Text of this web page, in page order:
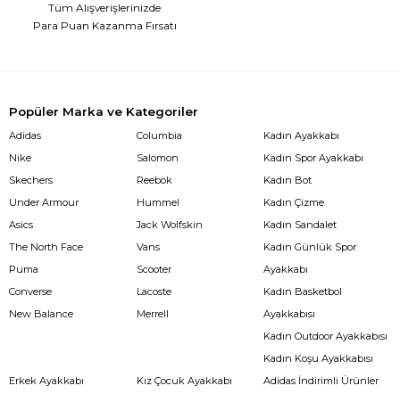
Tüm Alışverişlerinizde
Para Puan Kazanma Fırsatı
Popüler Marka ve Kategoriler
Adidas
Nike
Skechers
Under Armour
Asics
The North Face
Puma
Converse
New Balance
Columbia
Salomon
Reebok
Hummel
Jack Wolfskin
Vans
Scooter
Lacoste
Merrell
Kadın Ayakkabı
Kadın Spor Ayakkabı
Kadın Bot
Kadın Çizme
Kadın Sandalet
Kadın Günlük Spor
Ayakkabı
Kadın Basketbol
Ayakkabısı
Kadın Outdoor Ayakkabısı
Kadın Koşu Ayakkabısı
Erkek Ayakkabı
Kız Çocuk Ayakkabı
Adidas İndirimli Ürünler